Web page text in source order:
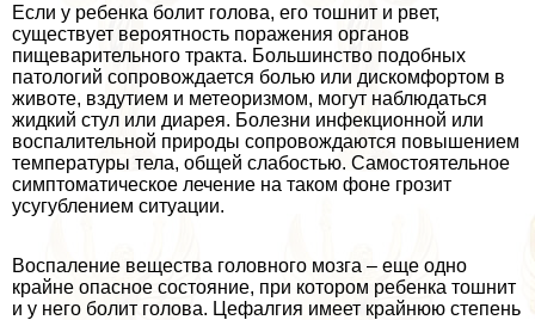
Если у ребенка болит голова, его тошнит и рвет,
существует вероятность поражения органов
пищеварительного тpaкта. Большинство подобных
патологий сопровождается болью или дискомфортом в
животе, вздутием и метеоризмом, могут наблюдаться
жидкий стул или диарея. Болезни инфекционной или
воспалительной природы сопровождаются повышением
температуры тела, общей слабостью. Самостоятельное
симптоматическое лечение на таком фоне грозит
усугублением ситуации.
Воспаление вещества головного мозга – еще одно
крайне опасное состояние, при котором ребенка тошнит
и у него болит голова. Цефалгия имеет крайнюю степень